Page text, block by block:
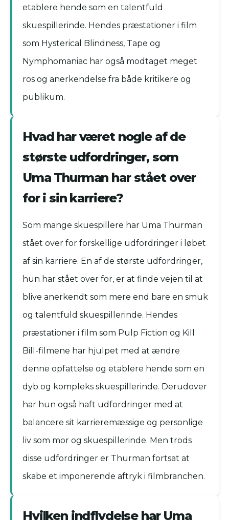
etablere hende som en talentfuld
skuespillerinde. Hendes præstationer i film
som Hysterical Blindness, Tape og
Nymphomaniac har også modtaget meget
ros og anerkendelse fra både kritikere og
publikum.
Hvad har været nogle af de
største udfordringer, som
Uma Thurman har stået over
for i sin karriere?
Som mange skuespillere har Uma Thurman
stået over for forskellige udfordringer i løbet
af sin karriere. En af de største udfordringer,
hun har stået over for, er at finde vejen til at
blive anerkendt som mere end bare en smuk
og talentfuld skuespillerinde. Hendes
præstationer i film som Pulp Fiction og Kill
Bill-filmene har hjulpet med at ændre
denne opfattelse og etablere hende som en
dyb og kompleks skuespillerinde. Derudover
har hun også haft udfordringer med at
balancere sit karrieremæssige og personlige
liv som mor og skuespillerinde. Men trods
disse udfordringer er Thurman fortsat at
skabe et imponerende aftryk i filmbranchen.
Hvilken indflydelse har Uma